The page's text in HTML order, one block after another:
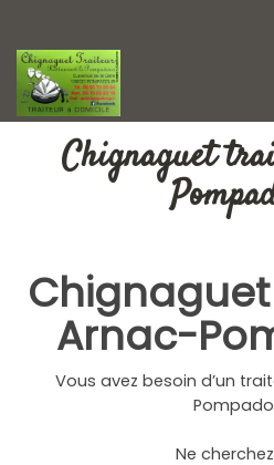
Chignaguet
Arnac-
Vous avez besoin d’un
Ne